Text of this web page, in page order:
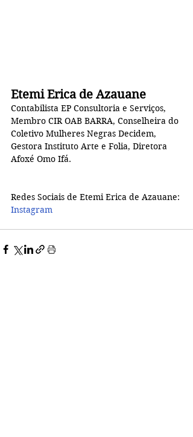
Etemi Erica de Azauane
Contabilista EP Consultoria e Serviços,
Membro CIR OAB BARRA, Conselheira do
Coletivo Mulheres Negras Decidem,
Gestora Instituto Arte e Folia, Diretora
Afoxé Omo Ifá.
Redes Sociais de Etemi Erica de Azauane:
Instagram